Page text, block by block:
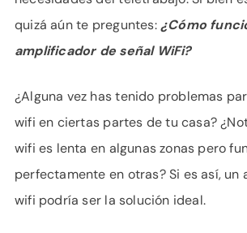
quizá aún te preguntes:¿Cómo
amplificador de señal WiFi?
¿Alguna vez has tenido problemas
wifi en ciertas partes de tu casa?
wifi es lenta en algunas zonas pero
perfectamente en otras? Si es así,
wifi podría ser la solución ideal.